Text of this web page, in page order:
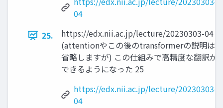
04
25.
https://edx.nii.ac.jp/lecture/20230303-04
(attentionやこの後のtransformerの説明は
省略しますが) この仕組みで高精度な翻訳が
できるようになった 25
https://edx.nii.ac.jp/lecture/20230303-
04